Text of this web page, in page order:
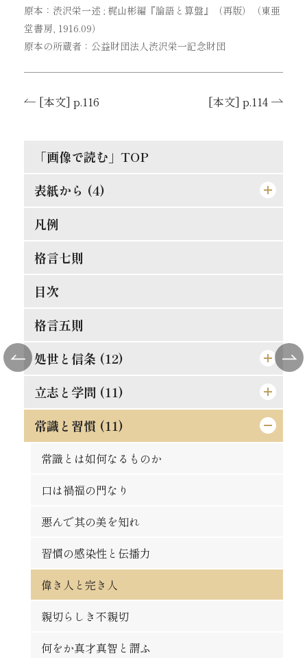
原本：渋沢栄一述 ; 梶山彬編『論語と算盤』（再版）（東亜
堂書房, 1916.09）
原本の所蔵者：公益財団法人渋沢栄一記念財団
[本文] p.116 [本文] p.114
「画像で読む」TOP
表紙から (4)
[表紙]
[表見返し]
[遊び紙]
[扉]
凡例
格言七則
目次
格言五則
処世と信条 (12)
論語と算盤は甚だ遠くして甚だ近いもの
士魂商才
天は人を罰せず
人物の観察法
論語は万人共通の実用的教訓
時期を待つの要あり
人は平等なるべし
争ひの可否
大丈夫の試金石
立志と学問 (11)
精神老衰の予防法
現在に働け
大正維新の覚悟
秀吉の長所と短所
自ら箸を取れ
大立志と小立志との調和
君子の争ひたれ
社会と学問との関係
常識と習慣 (11)
常識とは如何なるものか
口は禍福の門なり
悪んで其の美を知れ
習慣の感染性と伝播力
偉き人と完き人
親切らしき不親切
何をか真才真智と謂ふ